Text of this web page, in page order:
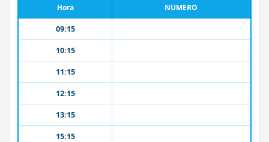
Hora NUMERO
09:15
10:15
11:15
12:15
13:15
15:15